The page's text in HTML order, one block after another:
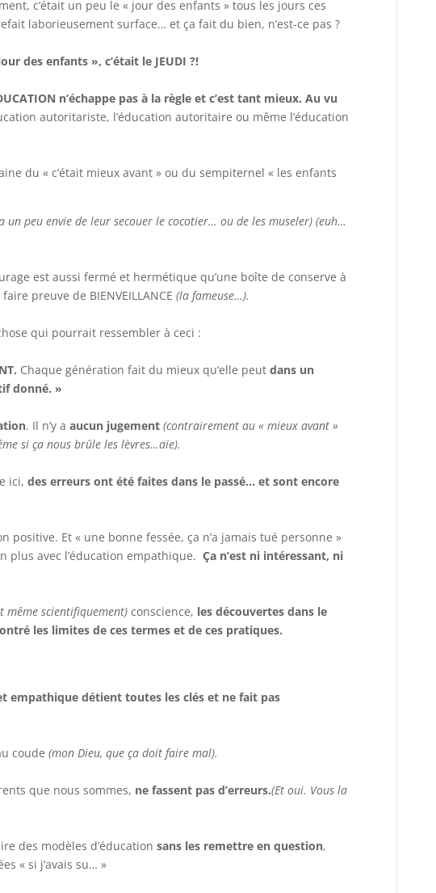
c’était un peu le « jour des enfants » tous les jours ces
laborieusement surface… et ça fait du bien, n’est-ce pas ?
des enfants », c’était le JEUDI ?!
n’échappe pas à la règle et c’est tant mieux. Au vu
autoritariste, l’éducation autoritaire ou même l’éducation
du « c’était mieux avant » ou du sempiternel « les enfants
un peu envie de leur secouer le cocotier… ou de les museler) (euh…
est aussi fermé et hermétique qu’une boîte de conserve à
preuve de BIENVEILLANCE(la fameuse…).
qui pourrait ressembler à ceci :
Chaque génération fait du mieux qu’elle peutdans un
donné. »
. Il n’y aaucun jugement (contrairement au « mieux avant »
si ça nous brûle les lèvres…aïe).
ici,des erreurs ont été faites dans le passé… et sont encore
positive. Et « une bonne fessée, ça n’a jamais tué personne »
plus avec l’éducation empathique.Ça n’est ni intéressant, ni
même scientifiquement) conscience, les découvertes dans le
les limites de ces termes et de ces pratiques.
empathique détient toutes les clés et ne fait pas
coude(mon Dieu, que ça doit faire mal).
que nous sommes, ne fassent pas d’erreurs.(Et oui. Vous la
des modèles d’éducationsans les remettre en question,
« si j’avais su… »